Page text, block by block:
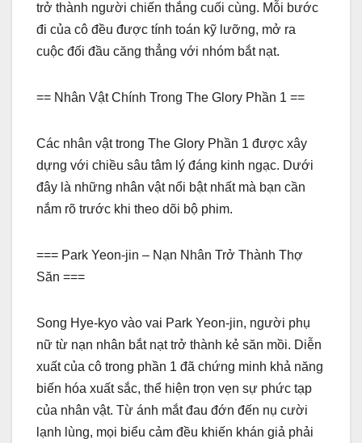
trở thành người chiến thắng cuối cùng. Mỗi bước
đi của cô đều được tính toán kỹ lưỡng, mở ra
cuộc đối đầu căng thẳng với nhóm bắt nạt.
== Nhân Vật Chính Trong The Glory Phần 1 ==
Các nhân vật trong The Glory Phần 1 được xây
dựng với chiều sâu tâm lý đáng kinh ngạc. Dưới
đây là những nhân vật nổi bật nhất mà bạn cần
nắm rõ trước khi theo dõi bộ phim.
=== Park Yeon-jin – Nạn Nhân Trở Thành Thợ
Săn ===
Song Hye-kyo vào vai Park Yeon-jin, người phụ
nữ từ nạn nhân bắt nạt trở thành kẻ săn mồi. Diễn
xuất của cô trong phần 1 đã chứng minh khả năng
biến hóa xuất sắc, thể hiện trọn vẹn sự phức tạp
của nhân vật. Từ ánh mắt đau đớn đến nụ cười
lạnh lùng, mọi biểu cảm đều khiến khán giả phải